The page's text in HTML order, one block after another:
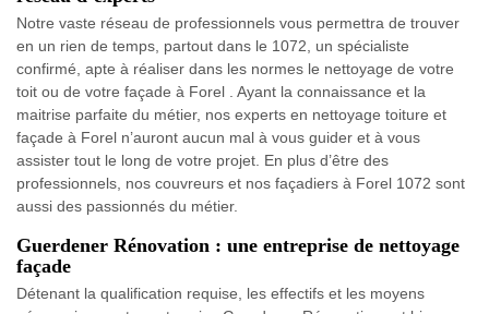
Notre vaste réseau de professionnels vous permettra de trouver
en un rien de temps, partout dans le 1072, un spécialiste
confirmé, apte à réaliser dans les normes le nettoyage de votre
toit ou de votre façade à Forel . Ayant la connaissance et la
maitrise parfaite du métier, nos experts en nettoyage toiture et
façade à Forel n’auront aucun mal à vous guider et à vous
assister tout le long de votre projet. En plus d’être des
professionnels, nos couvreurs et nos façadiers à Forel 1072 sont
aussi des passionnés du métier.
Guerdener Rénovation : une entreprise de nettoyage
façade
Détenant la qualification requise, les effectifs et les moyens